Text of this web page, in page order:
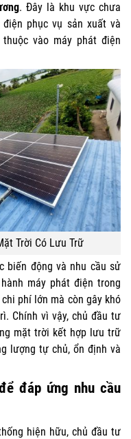
. Đây là khu vực chưa
phục vụ sản xuất và
vào máy phát điện
Trời Có Lưu Trữ
biến động và nhu cầu sử
máy phát điện trong
phí lớn mà còn gây khó
Chính vì vậy, chủ đầu tư
mặt trời kết hợp lưu trữ
lượng tự chủ, ổn định và
đáp ứng nhu cầu
hiện hữu, chủ đầu tư